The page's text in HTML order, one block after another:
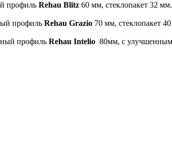
профиль Rehau Blitz 60 мм, стеклопакет 32 мм.
профиль Rehau Grazio 70 мм, стеклопакет
профиль Rehau Intelio 80мм, с